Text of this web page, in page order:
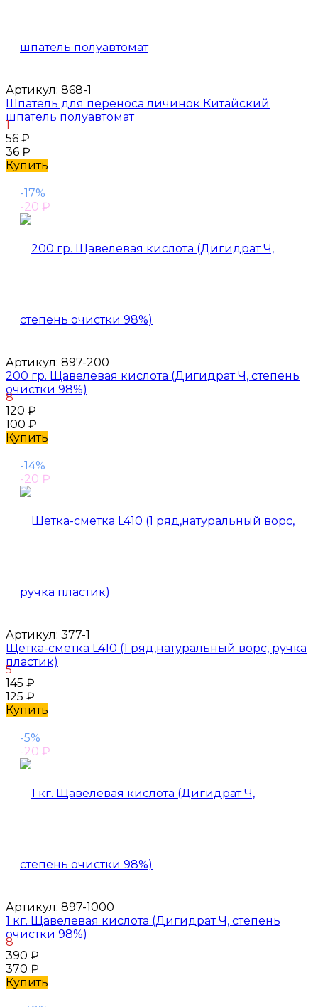
Артикул: 868-1
Шпатель для переноса личинок Китайский
шпатель полуавтомат
1
56 ₽
36 ₽
Купить
-17%
-20 ₽
Артикул: 897-200
200 гр. Щавелевая кислота (Дигидрат Ч, степень
очистки 98%)
8
120 ₽
100 ₽
Купить
-14%
-20 ₽
Артикул: 377-1
Щетка-сметка L410 (1 ряд,натуральный ворс, ручка
пластик)
5
145 ₽
125 ₽
Купить
-5%
-20 ₽
Артикул: 897-1000
1 кг. Щавелевая кислота (Дигидрат Ч, степень
очистки 98%)
8
390 ₽
370 ₽
Купить